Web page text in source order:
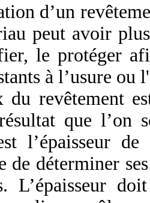
d’un
peut avoir
le protéger
à l’usure ou
du revêtement
que l’on
l’épaisseur
de déterminer
L’épaisseur